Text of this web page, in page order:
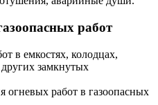
работ
в емкостях, колодцах,
замкнутых
огневых работ в газоопасных